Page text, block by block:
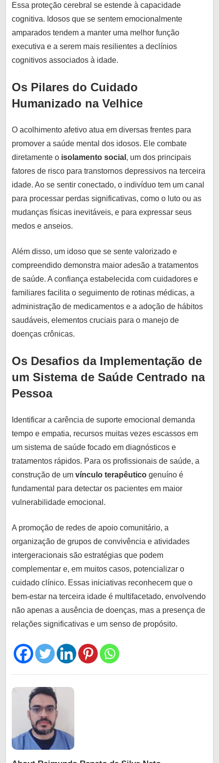
Essa proteção cerebral se estende à capacidade
cognitiva. Idosos que se sentem emocionalmente
amparados tendem a manter uma melhor função
executiva e a serem mais resilientes a declínios
cognitivos associados à idade.
Os Pilares do Cuidado
Humanizado na Velhice
O acolhimento afetivo atua em diversas frentes para
promover a saúde mental dos idosos. Ele combate
diretamente o isolamento social , um dos principais
fatores de risco para transtornos depressivos na terceira
idade. Ao se sentir conectado, o indivíduo tem um canal
para processar perdas significativas, como o luto ou as
mudanças físicas inevitáveis, e para expressar seus
medos e anseios.
Além disso, um idoso que se sente valorizado e
compreendido demonstra maior adesão a tratamentos
de saúde. A confiança estabelecida com cuidadores e
familiares facilita o seguimento de rotinas médicas, a
administração de medicamentos e a adoção de hábitos
saudáveis, elementos cruciais para o manejo de
doenças crônicas.
Os Desafios da Implementação de
um Sistema de Saúde Centrado na
Pessoa
Identificar a carência de suporte emocional demanda
tempo e empatia, recursos muitas vezes escassos em
um sistema de saúde focado em diagnósticos e
tratamentos rápidos. Para os profissionais de saúde, a
construção de um vínculo terapêutico genuíno é
fundamental para detectar os pacientes em maior
vulnerabilidade emocional.
A promoção de redes de apoio comunitário, a
organização de grupos de convivência e atividades
intergeracionais são estratégias que podem
complementar e, em muitos casos, potencializar o
cuidado clínico. Essas iniciativas reconhecem que o
bem-estar na terceira idade é multifacetado, envolvendo
não apenas a ausência de doenças, mas a presença de
relações significativas e um senso de propósito.